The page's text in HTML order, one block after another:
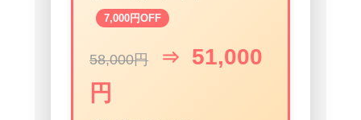
7,000円OFF
58,000円 ⇒
51,000
円